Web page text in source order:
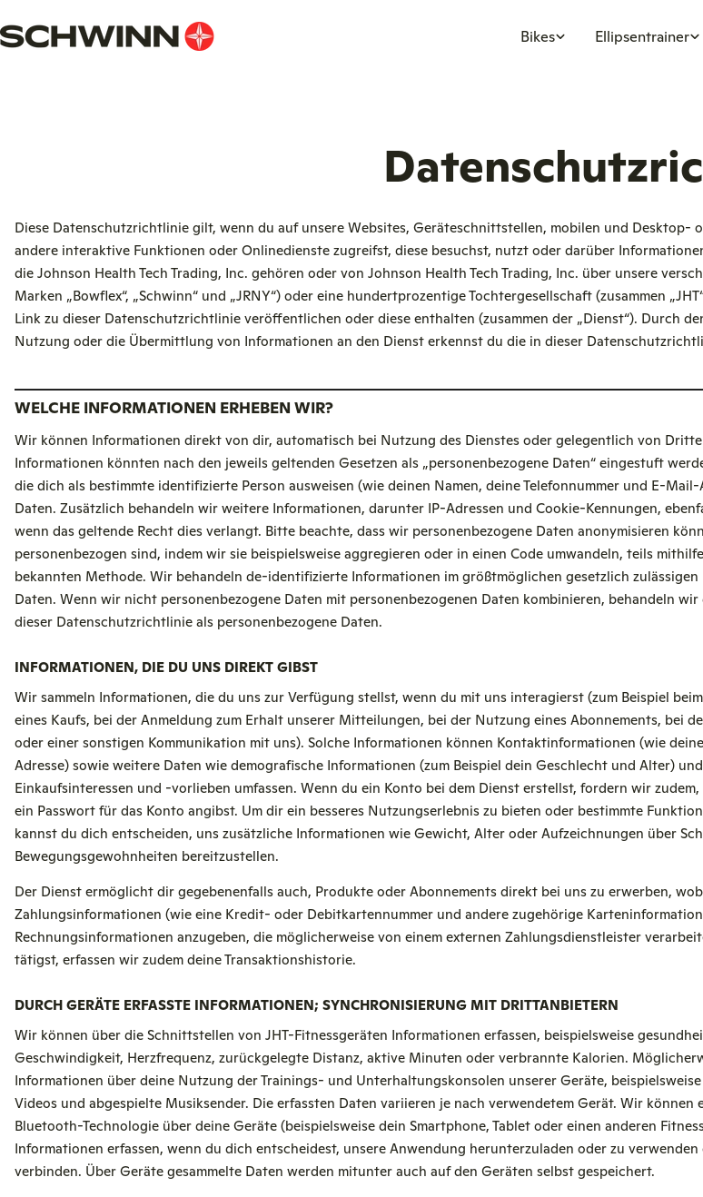
Inhalt
Bikes Ellipsentrainer
Diese Datenschutzrichtlinie gilt, wenn du auf unsere Websites, Geräteschnittstellen, mobilen und Desktop-
andere interaktive Funktionen oder Onlinedienste zugreifst, diese besuchst, nutzt oder darüber
die Johnson Health Tech Trading, Inc. gehören oder von Johnson Health Tech Trading, Inc. über unsere
Marken „Bowflex“, „Schwinn“ und „JRNY“) oder eine hundertprozentige Tochtergesellschaft (zusammen
Link zu dieser Datenschutzrichtlinie veröffentlichen oder diese enthalten (zusammen der „Dienst“). Durch
Nutzung oder die Übermittlung von Informationen an den Dienst erkennst du die in dieser
WELCHE INFORMATIONEN ERHEBEN WIR?
Wir können Informationen direkt von dir, automatisch bei Nutzung des Dienstes oder gelegentlich von
Informationen könnten nach den jeweils geltenden Gesetzen als „personenbezogene Daten“ eingestuft
die dich als bestimmte identifizierte Person ausweisen (wie deinen Namen, deine Telefonnummer und E-
Daten. Zusätzlich behandeln wir weitere Informationen, darunter IP-Adressen und Cookie-Kennungen,
wenn das geltende Recht dies verlangt. Bitte beachte, dass wir personenbezogene Daten anonymisieren
personenbezogen sind, indem wir sie beispielsweise aggregieren oder in einen Code umwandeln, teils
bekannten Methode. Wir behandeln de-identifizierte Informationen im größtmöglichen gesetzlich
Daten. Wenn wir nicht personenbezogene Daten mit personenbezogenen Daten kombinieren, behandeln
dieser Datenschutzrichtlinie als personenbezogene Daten.
INFORMATIONEN, DIE DU UNS DIREKT GIBST
Wir sammeln Informationen, die du uns zur Verfügung stellst, wenn du mit uns interagierst (zum Beispiel
eines Kaufs, bei der Anmeldung zum Erhalt unserer Mitteilungen, bei der Nutzung eines Abonnements, bei
oder einer sonstigen Kommunikation mit uns). Solche Informationen können Kontaktinformationen (wie
Adresse) sowie weitere Daten wie demografische Informationen (zum Beispiel dein Geschlecht und Alter)
Einkaufsinteressen und -vorlieben umfassen. Wenn du ein Konto bei dem Dienst erstellst, fordern wir
ein Passwort für das Konto angibst. Um dir ein besseres Nutzungserlebnis zu bieten oder bestimmte
kannst du dich entscheiden, uns zusätzliche Informationen wie Gewicht, Alter oder Aufzeichnungen über
Bewegungsgewohnheiten bereitzustellen.
Der Dienst ermöglicht dir gegebenenfalls auch, Produkte oder Abonnements direkt bei uns zu erwerben,
Zahlungsinformationen (wie eine Kredit- oder Debitkartennummer und andere zugehörige
Rechnungsinformationen anzugeben, die möglicherweise von einem externen Zahlungsdienstleister
tätigst, erfassen wir zudem deine Transaktionshistorie.
DURCH GERÄTE ERFASSTE INFORMATIONEN; SYNCHRONISIERUNG MIT DRITTANBIETERN
Wir können über die Schnittstellen von JHT-Fitnessgeräten Informationen erfassen, beispielsweise
Geschwindigkeit, Herzfrequenz, zurückgelegte Distanz, aktive Minuten oder verbrannte Kalorien.
Informationen über deine Nutzung der Trainings- und Unterhaltungskonsolen unserer Geräte,
Videos und abgespielte Musiksender. Die erfassten Daten variieren je nach verwendetem Gerät. Wir
Bluetooth-Technologie über deine Geräte (beispielsweise dein Smartphone, Tablet oder einen anderen
Informationen erfassen, wenn du dich entscheidest, unsere Anwendung herunterzuladen oder zu
verbinden. Über Geräte gesammelte Daten werden mitunter auch auf den Geräten selbst gespeichert.